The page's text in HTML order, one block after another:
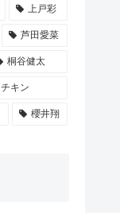
上戸彩
芦田愛菜
桐谷健太
キン
櫻井翔